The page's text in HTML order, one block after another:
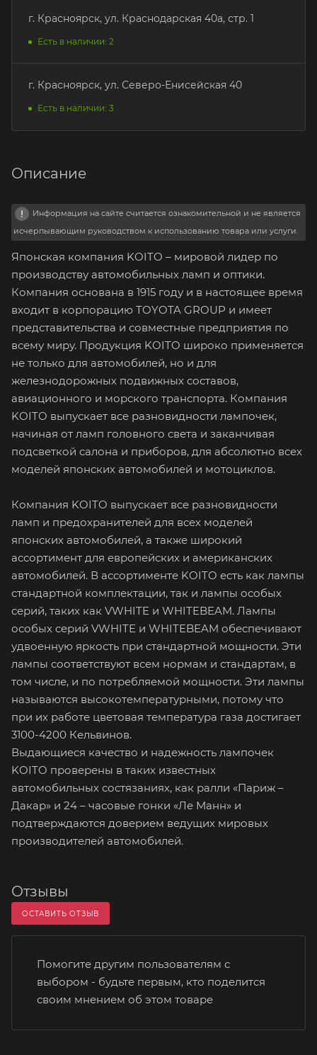
г. Красноярск, ул. Краснодарская 40а, стр. 1
Есть в наличии: 2
г. Красноярск, ул. Северо-Енисейская 40
Есть в наличии: 3
Описание
Информация на сайте считается ознакомительной и не является
исчерпывающим руководством к использованию товара или услуги.
Японская компания KOITO – мировой лидер по
производству автомобильных ламп и оптики.
Компания основана в 1915 году и в настоящее время
входит в корпорацию TOYOTA GROUP и имеет
представительства и совместные предприятия по
всему миру. Продукция KOITO широко применяется
не только для автомобилей, но и для
железнодорожных подвижных составов,
авиационного и морского транспорта. Компания
KOITO выпускает все разновидности лампочек,
начиная от ламп головного света и заканчивая
подсветкой салона и приборов, для абсолютно всех
моделей японских автомобилей и мотоциклов.
Компания KOITO выпускает все разновидности
ламп и предохранителей для всех моделей
японских автомобилей, а также широкий
ассортимент для европейских и американских
автомобилей. В ассортименте KOITO есть как лампы
стандартной комплектации, так и лампы особых
серий, таких как VWHITE и WHITEBEAM. Лампы
особых серий VWHITE и WHITEBEAM обеспечивают
удвоенную яркость при стандартной мощности. Эти
лампы соответствуют всем нормам и стандартам, в
том числе, и по потребляемой мощности. Эти лампы
называются высокотемпературными, потому что
при их работе цветовая температура газа достигает
3100-4200 Кельвинов.
Выдающиеся качество и надежность лампочек
KOITO проверены в таких известных
автомобильных состязаниях, как ралли «Париж –
Дакар» и 24 – часовые гонки «Ле Манн» и
подтверждаются доверием ведущих мировых
производителей автомобилей.
Отзывы
ОСТАВИТЬ ОТЗЫВ
Помогите другим пользователям с
выбором - будьте первым, кто поделится
своим мнением об этом товаре